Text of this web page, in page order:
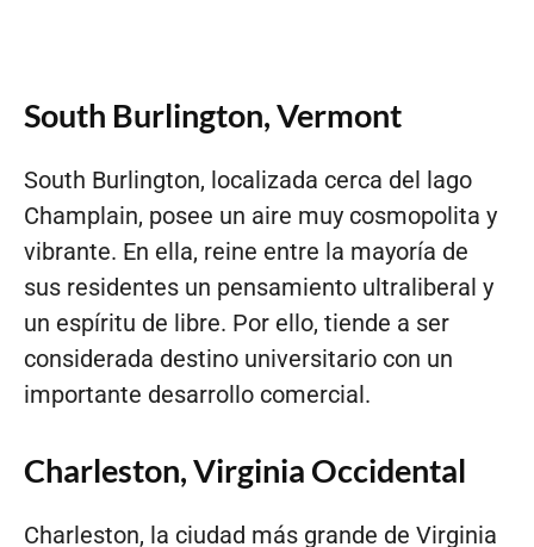
South Burlington, Vermont
South Burlington, localizada cerca del lago
Champlain, posee un aire muy cosmopolita y
vibrante. En ella, reine entre la mayoría de
sus residentes un pensamiento ultraliberal y
un espíritu de libre. Por ello, tiende a ser
considerada destino universitario con un
importante desarrollo comercial.
Charleston, Virginia Occidental
Charleston, la ciudad más grande de Virginia